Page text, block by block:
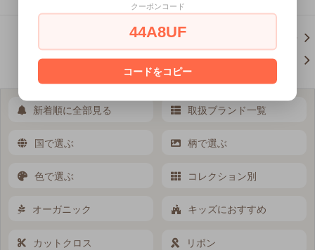
この商品について問い合わせ
買い物を続ける
新着順に全部見る 取扱ブランド一覧
国で選ぶ 柄で選ぶ
色で選ぶ コレクション別
オーガニック キッズにおすすめ
カットクロス リボン
クーポンコード
44A8UF
コードをコピー